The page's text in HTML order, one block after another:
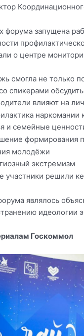
форума запущена
о центре
смогла не только
спикерами
влияют на
наркомании
и семейные
формирования
молодёжи
экстремизм
участники решили
являлось
идеологии
Госкоммол